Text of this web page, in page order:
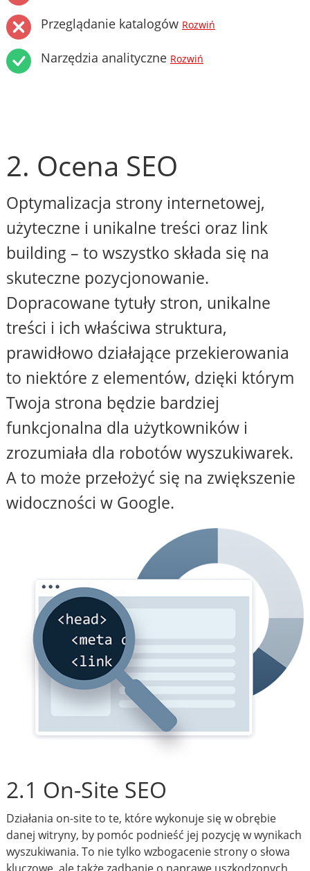
Przeglądanie katalogów Rozwiń
Narzędzia analityczne Rozwiń
2. Ocena SEO
Optymalizacja strony internetowej,
użyteczne i unikalne treści oraz link
building – to wszystko składa się na
skuteczne pozycjonowanie.
Dopracowane tytuły stron, unikalne
treści i ich właściwa struktura,
prawidłowo działające przekierowania
to niektóre z elementów, dzięki którym
Twoja strona będzie bardziej
funkcjonalna dla użytkowników i
zrozumiała dla robotów wyszukiwarek.
A to może przełożyć się na zwiększenie
widoczności w Google.
2.1 On-Site SEO
Działania on-site to te, które wykonuje się w obrębie
danej witryny, by pomóc podnieść jej pozycję w wynikach
wyszukiwania. To nie tylko wzbogacenie strony o słowa
kluczowe, ale także zadbanie o naprawę uszkodzonych